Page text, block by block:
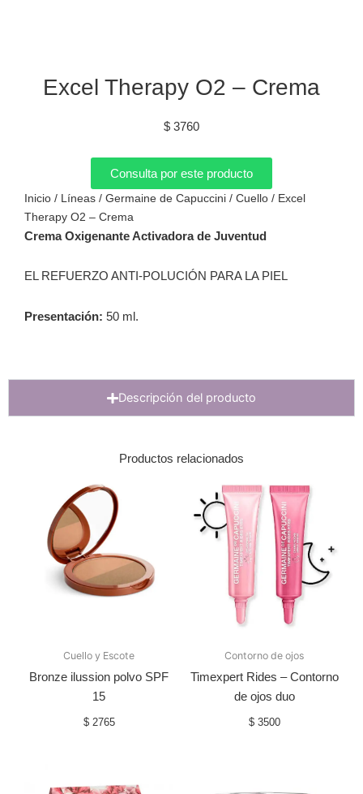
Excel Therapy O2 – Crema
$ 3760
Consulta por este producto
Inicio / Líneas / Germaine de Capuccini / Cuello / Excel
Therapy O2 – Crema
Crema Oxigenante Activadora de Juventud
EL REFUERZO ANTI-POLUCIÓN PARA LA PIEL
Presentación: 50 ml.
Descripción del producto
Productos relacionados
Cuello y Escote
Bronze ilussion polvo SPF
15
$2765
Contorno de ojos
Timexpert Rides – Contorno
de ojos duo
$3500